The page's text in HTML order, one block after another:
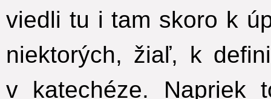
viedli tu i tam skoro k
niektorých, žiaľ, k
v katechéze. Napriek